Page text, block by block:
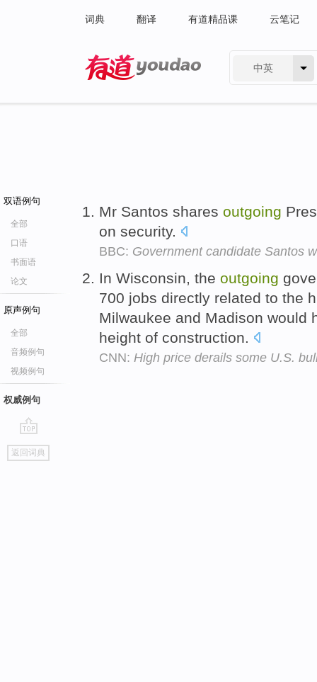
词典 翻译 有道精品课 云笔记
中英
双语例句
全部
口语
书面语
论文
原声例句
全部
音频例句
视频例句
权威例句
go
top
返回词典
Mr Santos shares outgoing
on security.
BBC: Government candidate Santos
In Wisconsin, the outgoing
700 jobs directly related to the
Milwaukee and Madison would
height of construction.
CNN: High price derails some U.S.